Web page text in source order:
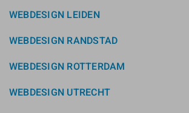
WEBDESIGN LEIDEN
WEBDESIGN RANDSTAD
WEBDESIGN ROTTERDAM
WEBDESIGN UTRECHT